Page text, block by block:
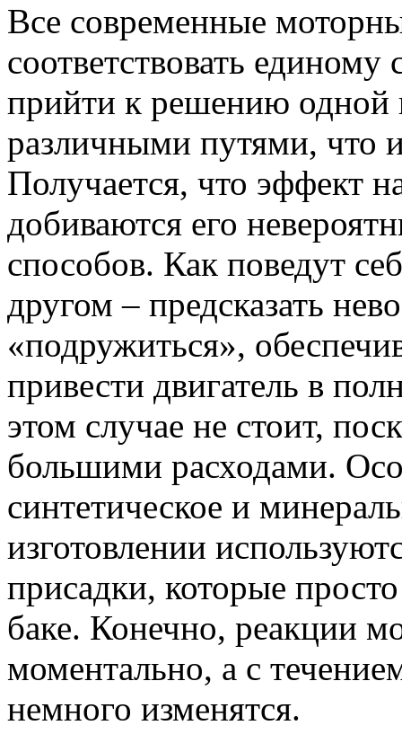
Все современные
соответствовать единому
прийти к решению одной
различными путями, что
Получается, что эффект
добиваются его
способов. Как поведут
другом – предсказать
«подружиться»,
привести двигатель в
этом случае не стоит,
большими расходами.
синтетическое и
изготовлении
присадки, которые
баке. Конечно, реакции
моментально, а с
немного изменятся.